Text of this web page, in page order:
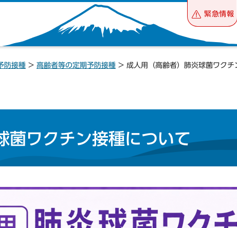
緊急情報
防接種 > 高齢者等の定期予防接種 > 成人用（高齢者）肺炎球菌ワクチ
菌ワクチン接種について